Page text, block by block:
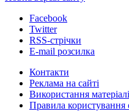
Facebook
Twitter
RSS-стрічки
E-mail розсилка
Контакти
Реклама на сайті
Використання
Правила користування